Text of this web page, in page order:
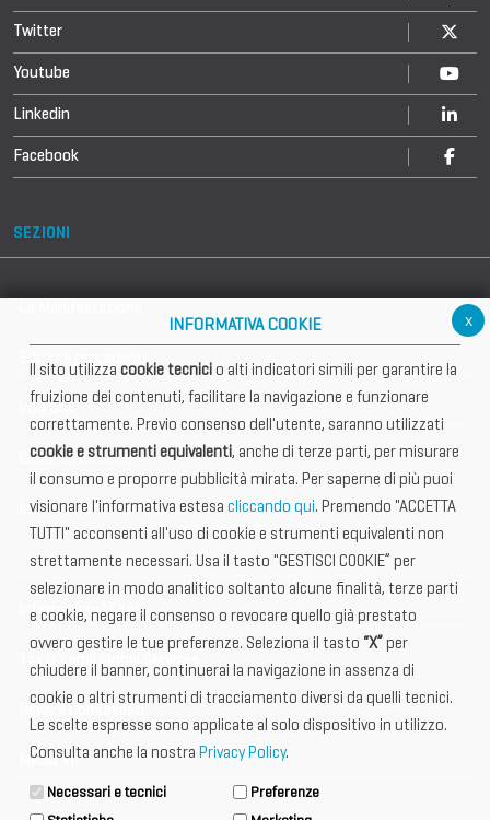
Twitter
Youtube
Linkedin
Facebook
SEZIONI
Info utili
Documentazione
Informazione importante
Vetrina Espositori
International Club
Tax & Legal Global Services
News e Comunicati
Media Kit
x
INFORMATIVA COOKIE
Il sito utilizza cookie tecnicio alti indicatori simili per garantire la
fruizione dei contenuti, facilitare la navigazione e funzionare
correttamente. Previo consenso dell'utente, saranno utilizzati
cookie e strumenti equivalenti, anche di terze parti, per misurare
il consumo e proporre pubblicità mirata. Per saperne di più puoi
visionare l'informativa estesa cliccando qui. Premendo "ACCETTA
TUTTI" acconsenti all'uso di cookie e strumenti equivalenti non
strettamente necessari. Usa il tasto "GESTISCI COOKIE” per
selezionare in modo analitico soltanto alcune finalità, terze parti
e cookie, negare il consenso o revocare quello già prestato
ovvero gestire le tue preferenze. Seleziona il tasto “X” per
chiudere il banner, continuerai la navigazione in assenza di
cookie o altri strumenti di tracciamento diversi da quelli tecnici.
Le scelte espresse sono applicate al solo dispositivo in utilizzo.
Consulta anche la nostra Privacy Policy.
Necessari e tecnici
Preferenze